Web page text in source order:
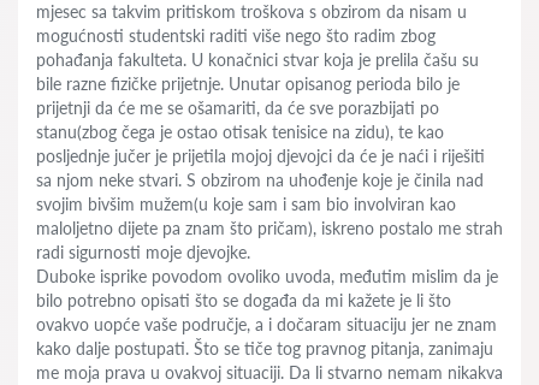
mjesec sa takvim pritiskom troškova s obzirom da nisam u
mogućnosti studentski raditi više nego što radim zbog
pohađanja fakulteta. U konačnici stvar koja je prelila čašu su
bile razne fizičke prijetnje. Unutar opisanog perioda bilo je
prijetnji da će me se ošamariti, da će sve porazbijati po
stanu(zbog čega je ostao otisak tenisice na zidu), te kao
posljednje jučer je prijetila mojoj djevojci da će je naći i riješiti
sa njom neke stvari. S obzirom na uhođenje koje je činila nad
svojim bivšim mužem(u koje sam i sam bio involviran kao
maloljetno dijete pa znam što pričam), iskreno postalo me strah
radi sigurnosti moje djevojke.
Duboke isprike povodom ovoliko uvoda, međutim mislim da je
bilo potrebno opisati što se događa da mi kažete je li što
ovakvo uopće vaše područje, a i dočaram situaciju jer ne znam
kako dalje postupati. Što se tiče tog pravnog pitanja, zanimaju
me moja prava u ovakvoj situaciji. Da li stvarno nemam nikakva